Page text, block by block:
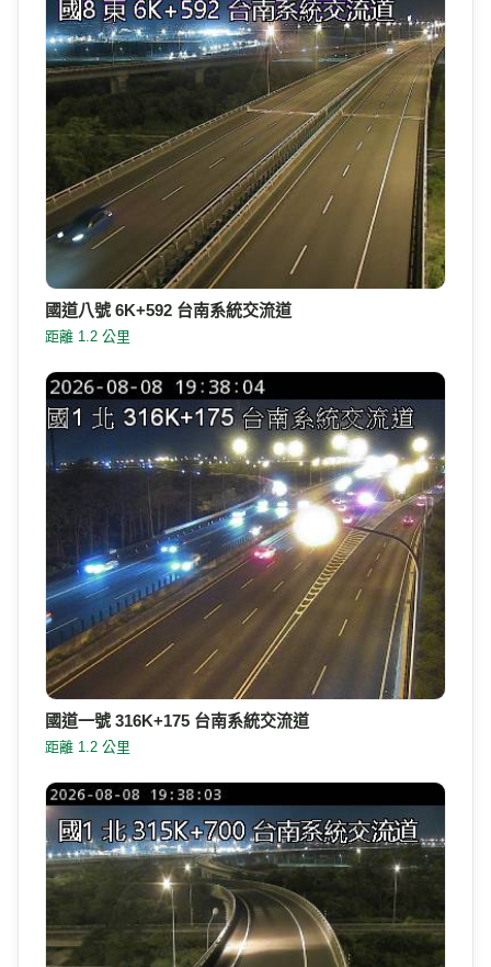
國道八號 6K+592 台南系統交流道
距離 1.2 公里
國道一號 316K+175 台南系統交流道
距離 1.2 公里